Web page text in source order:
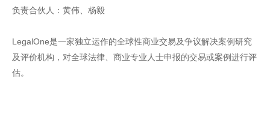
负责合伙人：黄伟、杨毅
LegalOne是一家独立运作的全球性商业交易及争议解决案例研究
及评价机构，对全球法律、商业专业人士申报的交易或案例进行评
估。